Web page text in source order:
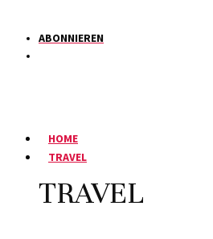
ABONNIEREN
HOME
TRAVEL
TRAVEL